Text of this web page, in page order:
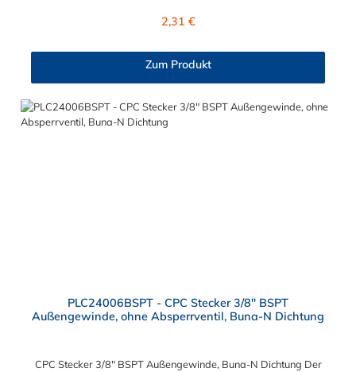
und LC- kombinieren. Die CPC-Serie bietet eine große Auswahl
anspruchsvollsten Anwendungen für Industrie, Biopharmazie,
hochzuverlässiges Steckverbindersystem, das eine
mechanische Verbindungen bietet. Es wird in einer Vielzahl von
Regulärer Preis:
2,31 €
Zum Produkt
PLC24006BSPT - CPC Stecker 3/8" BSPT
Außengewinde, ohne Absperrventil, Buna-N Dichtung
CPC Stecker 3/8" BSPT Außengewinde, Buna-N Dichtung Der